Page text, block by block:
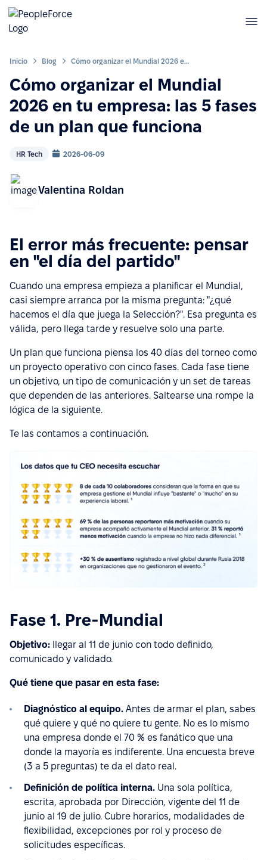
Inicio Blog Cómo organizar el Mundial 2026 en tu empresa: las 5 fases de un plan que funciona
Cómo organizar el Mundial
2026 en tu empresa: las 5 fases
de un plan que funciona
HR Tech 2026-06-09
Valentina Roldan
El error más frecuente: pensar
en "el día del partido"
Cuando una empresa empieza a planificar el Mundial,
casi siempre arranca por la misma pregunta: "¿qué
hacemos el día que juega la Selección?". Esa pregunta es
válida, pero llega tarde y resuelve solo una parte.
Un plan que funciona piensa los 40 días del torneo como
un proyecto operativo con cinco fases. Cada fase tiene
un objetivo, un tipo de comunicación y un set de tareas
que dependen de las anteriores. Saltearse una rompe la
lógica de la siguiente.
Te las contamos a continuación.
Fase 1. Pre-Mundial
Objetivo: llegar al 11 de junio con todo definido,
comunicado y validado.
Qué tiene que pasar en esta fase:
Diagnóstico al equipo. Antes de armar el plan, sabes
qué quiere y qué no quiere tu gente. No es lo mismo
una empresa donde el 70 % es fanático que una
donde la mayoría es indiferente. Una encuesta breve
(3 a 5 preguntas) te da el dato real.
Definición de política interna. Una sola política,
escrita, aprobada por Dirección, vigente del 11 de
junio al 19 de julio. Cubre horarios, modalidades de
flexibilidad, excepciones por rol y proceso de
solicitudes específicas.